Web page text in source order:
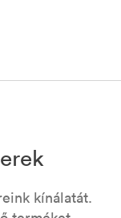
kínálatát.